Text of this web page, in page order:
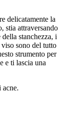
delicatamente la
stia attraversando
stanchezza, i
sono del tutto
strumento per
e ti lascia una
acne.